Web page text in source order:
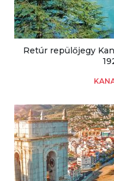
Retúr repülőjegy